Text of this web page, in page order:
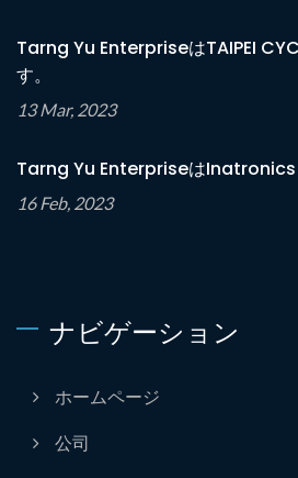
Tarng Yu EnterpriseはTAIPEI
す。
13 Mar, 2023
Tarng Yu EnterpriseはInatronics
16 Feb, 2023
ナビゲーション
ホームページ
公司